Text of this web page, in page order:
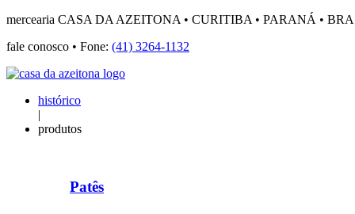
mercearia CASA DA AZEITONA • CURITIBA • PARANÁ •
fale conosco • Fone: (41) 3264-1132
histórico
|
produtos
Patês